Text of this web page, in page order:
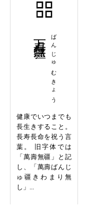
ばんじゅむきょう
健康でいつまでも
長生きすること。
長寿長命を祝う言
葉。 旧字体では
「萬壽無疆」と記
し、「萬壽ばんじ
ゅ疆きわまり無
し」...